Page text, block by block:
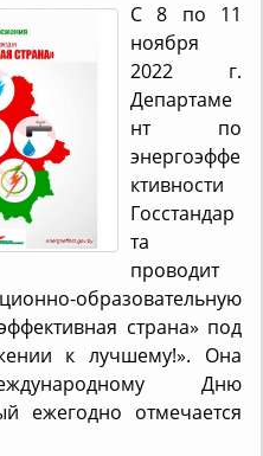
С 8 по 11
ноября
2022 г.
Департаме
нт по
энергоэффе
ктивности
Госстандар
та
проводит
образовательную
страна» под
к лучшему!». Она
Дню
ежегодно отмечается